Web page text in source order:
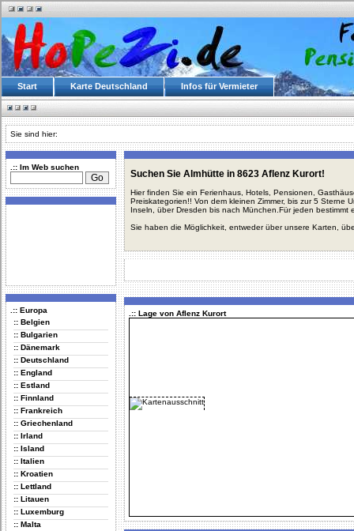
Start Karte Deutschland Infos für Vermieter
Sie sind hier:
.:: Im Web suchen
.:: Europa
:: Belgien
:: Bulgarien
:: Dänemark
:: Deutschland
:: England
:: Estland
:: Finnland
:: Frankreich
:: Griechenland
:: Irland
:: Island
:: Italien
:: Kroatien
:: Lettland
:: Litauen
:: Luxemburg
:: Malta
Suchen Sie Almhütte in 8623 Aflenz Kurort!
Hier finden Sie ein Ferienhaus, Hotels, Pensionen,
Preiskategorien!! Von dem kleinen Zimmer, bis zur 5 Sterne
Inseln, über Dresden bis nach München.Für jeden bestimmt
Sie haben die Möglichkeit, entweder über unsere Karten,
.:: Lage von Aflenz Kurort